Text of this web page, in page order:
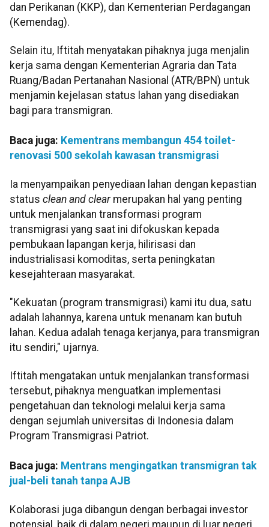
dan Perikanan (KKP), dan Kementerian Perdagangan
(Kemendag).
Selain itu, Iftitah menyatakan pihaknya juga menjalin
kerja sama dengan Kementerian Agraria dan Tata
Ruang/Badan Pertanahan Nasional (ATR/BPN) untuk
menjamin kejelasan status lahan yang disediakan
bagi para transmigran.
Baca juga: Kementrans membangun 454 toilet-
renovasi 500 sekolah kawasan transmigrasi
Ia menyampaikan penyediaan lahan dengan kepastian
status clean and clear merupakan hal yang penting
untuk menjalankan transformasi program
transmigrasi yang saat ini difokuskan kepada
pembukaan lapangan kerja, hilirisasi dan
industrialisasi komoditas, serta peningkatan
kesejahteraan masyarakat.
"Kekuatan (program transmigrasi) kami itu dua, satu
adalah lahannya, karena untuk menanam kan butuh
lahan. Kedua adalah tenaga kerjanya, para transmigran
itu sendiri," ujarnya.
Iftitah mengatakan untuk menjalankan transformasi
tersebut, pihaknya menguatkan implementasi
pengetahuan dan teknologi melalui kerja sama
dengan sejumlah universitas di Indonesia dalam
Program Transmigrasi Patriot.
Baca juga: Mentrans mengingatkan transmigran tak
jual-beli tanah tanpa AJB
Kolaborasi juga dibangun dengan berbagai investor
potensial, baik di dalam negeri maupun di luar negeri,